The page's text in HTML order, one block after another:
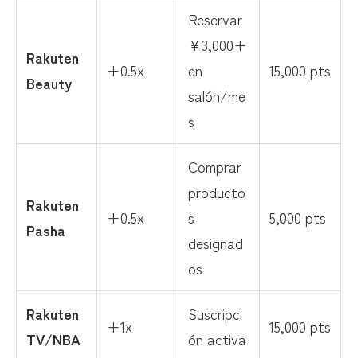
Rakuten
Beauty
+0.5x
Reservar
¥3,000+
en
salón/me
s
15,000 pts
Rakuten
Pasha
+0.5x
Comprar
producto
s
designad
os
5,000 pts
Rakuten
TV/NBA
+1x
Suscripci
ón activa
15,000 pts